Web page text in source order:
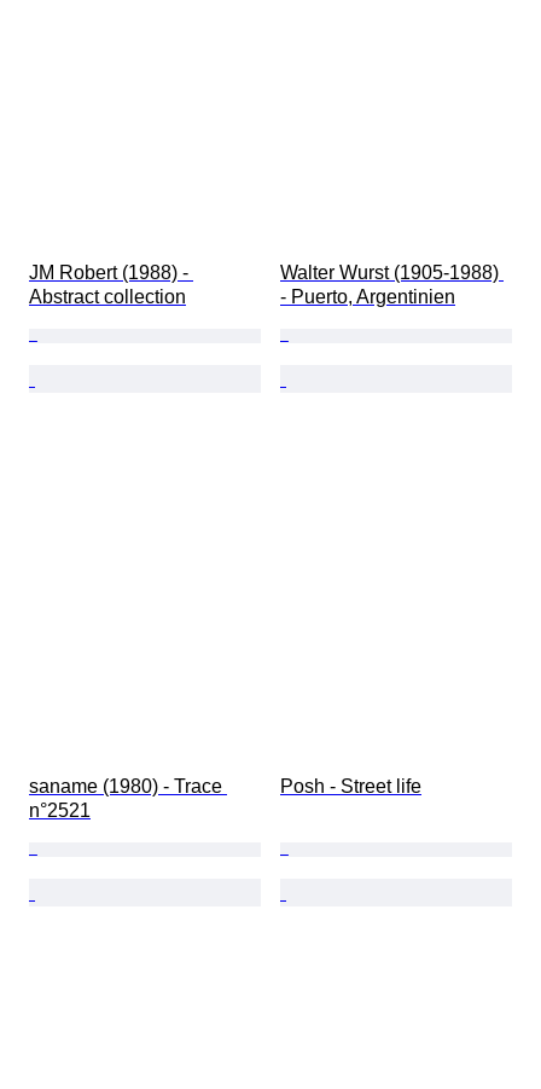
JM Robert (1988) -
Abstract collection
Walter Wurst (1905-1988)
- Puerto, Argentinien
saname (1980) - Trace
n°2521
Posh - Street life